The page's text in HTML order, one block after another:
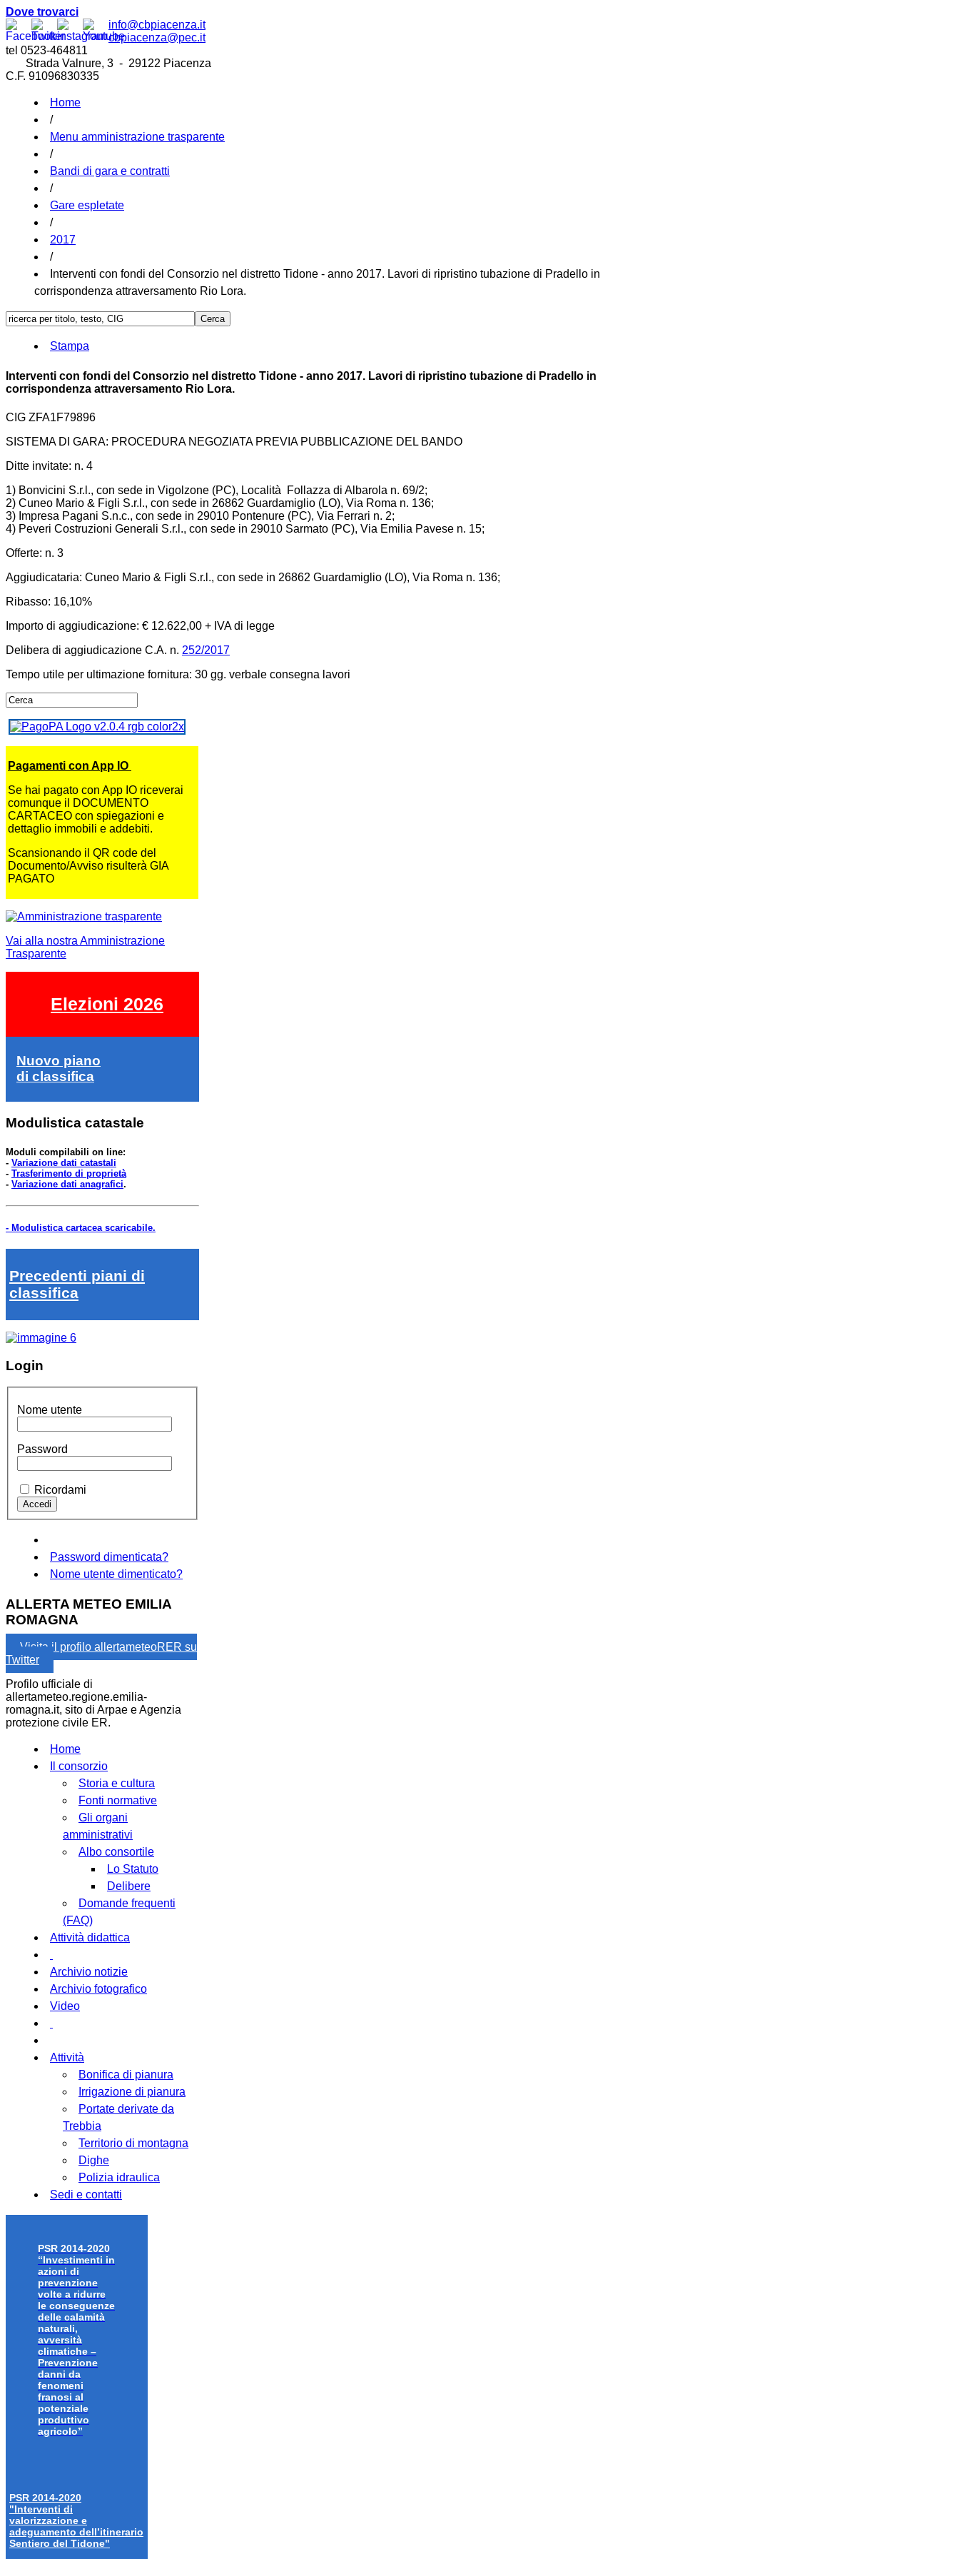
Dove trovarci
info@cbpiacenza.it
cbpiacenza@pec.it
tel 0523-464811
Strada Valnure, 3 - 29122 Piacenza
C.F. 91096830335
Home
/
Menu amministrazione trasparente
/
Bandi di gara e contratti
/
Gare espletate
/
2017
/
Interventi con fondi del Consorzio nel distretto Tidone - anno 2017. Lavori di ripristino tubazione di Pradello in
corrispondenza attraversamento Rio Lora.
Stampa
Interventi con fondi del Consorzio nel distretto Tidone - anno 2017. Lavori di ripristino tubazione di Pradello in
corrispondenza attraversamento Rio Lora.
CIG ZFA1F79896
SISTEMA DI GARA: PROCEDURA NEGOZIATA PREVIA PUBBLICAZIONE DEL BANDO
Ditte invitate: n. 4
1) Bonvicini S.r.l., con sede in Vigolzone (PC), Località Follazza di Albarola n. 69/2;
2) Cuneo Mario & Figli S.r.l., con sede in 26862 Guardamiglio (LO), Via Roma n. 136;
3) Impresa Pagani S.n.c., con sede in 29010 Pontenure (PC), Via Ferrari n. 2;
4) Peveri Costruzioni Generali S.r.l., con sede in 29010 Sarmato (PC), Via Emilia Pavese n. 15;
Offerte: n. 3
Aggiudicataria: Cuneo Mario & Figli S.r.l., con sede in 26862 Guardamiglio (LO), Via Roma n. 136;
Ribasso: 16,10%
Importo di aggiudicazione: € 12.622,00 + IVA di legge
Delibera di aggiudicazione C.A. n. 252/2017
Tempo utile per ultimazione fornitura: 30 gg. verbale consegna lavori
Pagamenti con App IO
Se hai pagato con App IO riceverai
comunque il DOCUMENTO
CARTACEO con spiegazioni e
dettaglio immobili e addebiti.
Scansionando il QR code del
Documento/Avviso risulterà GIA
PAGATO
Vai alla nostra Amministrazione
Trasparente
Elezioni 2026
Nuovo piano
di classifica
Modulistica catastale
Moduli compilabili on line:
- Variazione dati catastali
- Trasferimento di proprietà
- Variazione dati anagrafici.
- Modulistica cartacea scaricabile.
Precedenti piani di
classifica
Login
Nome utente
Password
Ricordami
Password dimenticata?
Nome utente dimenticato?
ALLERTA METEO EMILIA
ROMAGNA
Visita il profilo allertameteoRER su
Twitter
Profilo ufficiale di
allertameteo.regione.emilia-
romagna.it, sito di Arpae e Agenzia
protezione civile ER.
Home
Il consorzio
Storia e cultura
Fonti normative
Gli organi
amministrativi
Albo consortile
Lo Statuto
Delibere
Domande frequenti
(FAQ)
Attività didattica
Archivio notizie
Archivio fotografico
Video
Attività
Bonifica di pianura
Irrigazione di pianura
Portate derivate da
Trebbia
Territorio di montagna
Dighe
Polizia idraulica
Sedi e contatti
PSR 2014-2020
“Investimenti in
azioni di
prevenzione
volte a ridurre
le conseguenze
delle calamità
naturali,
avversità
climatiche –
Prevenzione
danni da
fenomeni
franosi al
potenziale
produttivo
agricolo”
PSR 2014-2020
"Interventi di
valorizzazione e
adeguamento dell’itinerario
Sentiero del Tidone"